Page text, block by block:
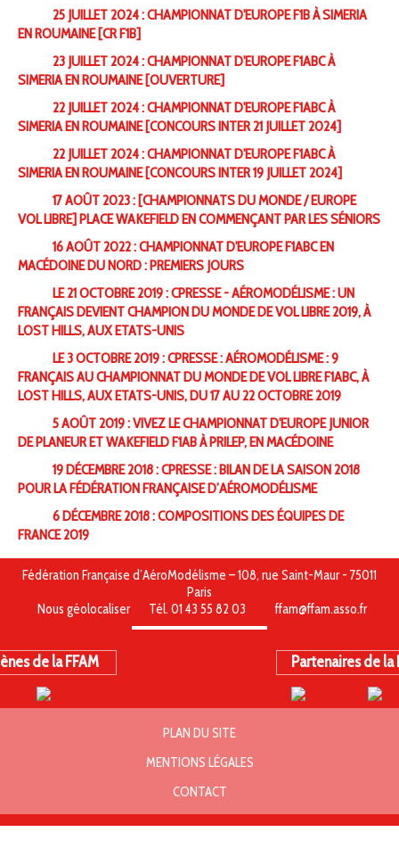
25 JUILLET 2024 : CHAMPIONNAT D'EUROPE F1B À SIMERIA
EN ROUMAINE [CR F1B]
23 JUILLET 2024 : CHAMPIONNAT D'EUROPE F1ABC À
SIMERIA EN ROUMAINE [OUVERTURE]
22 JUILLET 2024 : CHAMPIONNAT D'EUROPE F1ABC À
SIMERIA EN ROUMAINE [CONCOURS INTER 21 JUILLET 2024]
22 JUILLET 2024 : CHAMPIONNAT D'EUROPE F1ABC À
SIMERIA EN ROUMAINE [CONCOURS INTER 19 JUILLET 2024]
17 AOÛT 2023 : [CHAMPIONNATS DU MONDE / EUROPE
VOL LIBRE] PLACE WAKEFIELD EN COMMENÇANT PAR LES SÉNIORS
16 AOÛT 2022 : CHAMPIONNAT D'EUROPE F1ABC EN
MACÉDOINE DU NORD : PREMIERS JOURS
LE 21 OCTOBRE 2019 : CPRESSE - AÉROMODÉLISME : UN
FRANÇAIS DEVIENT CHAMPION DU MONDE DE VOL LIBRE 2019, À
LOST HILLS, AUX ETATS-UNIS
LE 3 OCTOBRE 2019 : CPRESSE : AÉROMODÉLISME : 9
FRANÇAIS AU CHAMPIONNAT DU MONDE DE VOL LIBRE F1ABC, À
LOST HILLS, AUX ETATS-UNIS, DU 17 AU 22 OCTOBRE 2019
5 AOÛT 2019 : VIVEZ LE CHAMPIONNAT D'EUROPE JUNIOR
DE PLANEUR ET WAKEFIELD F1AB À PRILEP, EN MACÉDOINE
19 DÉCEMBRE 2018 : CPRESSE : BILAN DE LA SAISON 2018
POUR LA FÉDÉRATION FRANÇAISE D’AÉROMODÉLISME
6 DÉCEMBRE 2018 : COMPOSITIONS DES ÉQUIPES DE
FRANCE 2019
Fédération Française d’AéroModélisme – 108, rue Saint-Maur - 75011
Paris
Nous géolocaliser
Tél. 01 43 55 82 03 ffam@ffam.asso.fr
de la FFAM Partenaires de la
PLAN DU SITE
MENTIONS LÉGALES
CONTACT